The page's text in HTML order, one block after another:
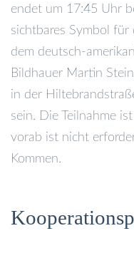
endet um 17:45 Uhr
sichtbares Symbol für
dem deutsch-
Bildhauer Martin
in der
sein. Die Teilnahme
vorab ist nicht
Kommen.